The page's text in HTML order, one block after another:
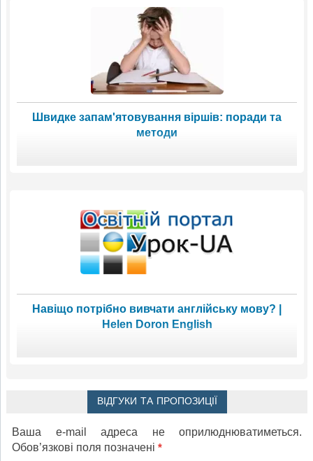
Швидке запам'ятовування віршів: поради та
методи
Навіщо потрібно вивчати англійську мову? |
Helen Doron English
ВІДГУКИ ТА ПРОПОЗИЦІЇ
Ваша e-mail адреса не оприлюднюватиметься.
Обов’язкові поля позначені *